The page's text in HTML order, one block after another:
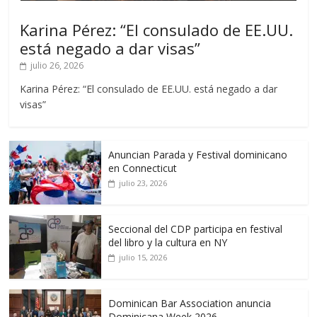
Karina Pérez: “El consulado de EE.UU.
está negado a dar visas”
julio 26, 2026
Karina Pérez: “El consulado de EE.UU. está negado a dar
visas”
Anuncian Parada y Festival dominicano
en Connecticut
julio 23, 2026
Seccional del CDP participa en festival
del libro y la cultura en NY
julio 15, 2026
Dominican Bar Association anuncia